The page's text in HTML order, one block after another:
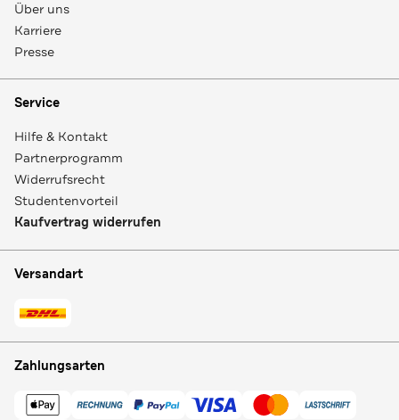
Über uns
Karriere
Presse
Service
Hilfe & Kontakt
Partnerprogramm
Widerrufsrecht
Studentenvorteil
Kaufvertrag widerrufen
Versandart
Zahlungsarten